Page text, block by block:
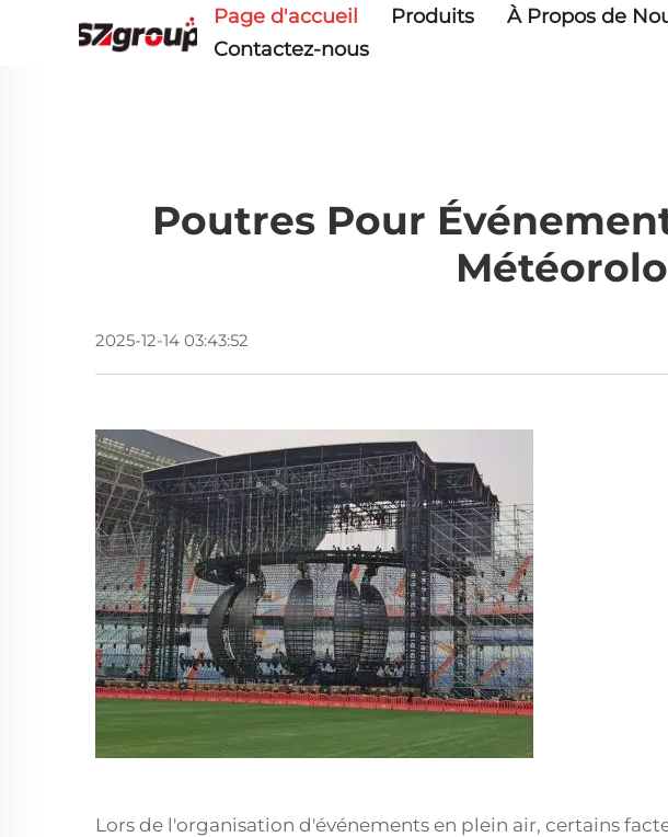
Page d'accueil Produits À Propos de
Contactez-nous
Poutres Pour
2025-12-14 03:43:52
Lors de l'organisation d'événements en plein air, certains